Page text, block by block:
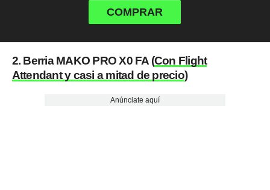
COMPRAR
2. Berria MAKO PRO X0 FA (Con Flight
Attendant y casi a mitad de precio)
Anúnciate aquí